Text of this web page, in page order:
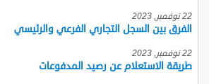
22 نوفمبر, 2023
الفرق بين السجل التجاري الفرعي والرئيسي
22 نوفمبر, 2023
طريقة الاستعلام عن رصيد المدفوعات